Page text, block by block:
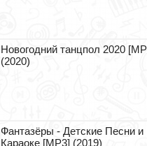
Новогодний танцпол 2020
(2020)
Фантазёры - Детские Песни и
Караоке [MP3] (2019)